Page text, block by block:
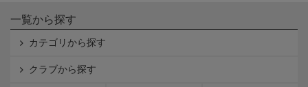
一覧から探す
カテゴリから探す
クラブから探す